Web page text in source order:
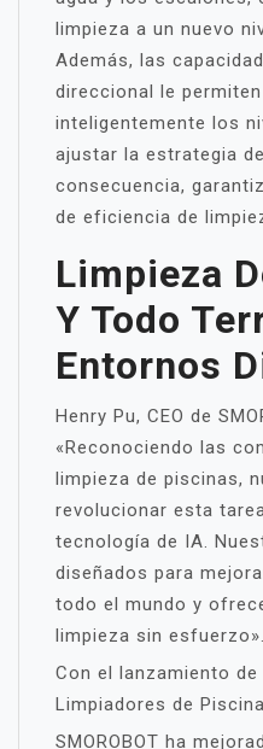
limpieza a un nuevo
Además, las
direccional le
inteligentemente los
ajustar la estrategia
consecuencia,
de eficiencia de
Limpieza
Y Todo
Entornos
Henry Pu, CEO de
«Reconociendo las
limpieza de piscinas,
revolucionar esta
tecnología de IA.
diseñados para
todo el mundo y
limpieza sin esfuerzo».
Con el lanzamiento
Limpiadores de
SMOROBOT ha